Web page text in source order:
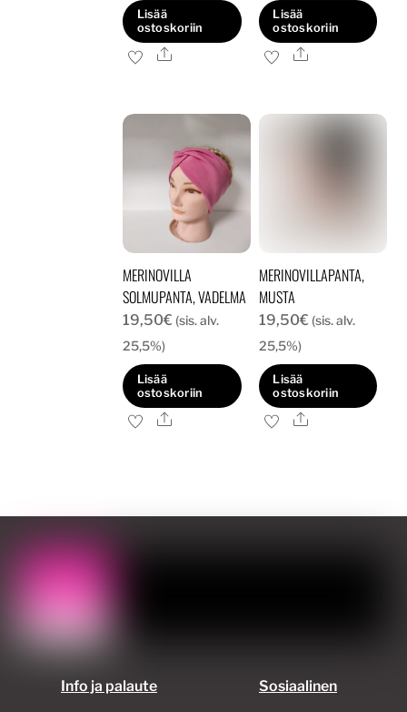
Lisää
ostoskoriin
Ale
Lisää
ostoskoriin
Ale
MERINOVILLA
SOLMUPANTA, VADELMA
19,50€ (sis. alv.
25,5%)
Lisää
ostoskoriin
Ale
MERINOVILLAPANTA,
MUSTA
19,50€ (sis. alv.
25,5%)
Lisää
ostoskoriin
Ale
Info ja palaute Sosiaalinen